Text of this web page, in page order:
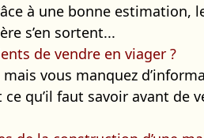
à une bonne estimation,
s’en sortent...
de vendre en viager ?
vous manquez
qu’il faut savoir avant de